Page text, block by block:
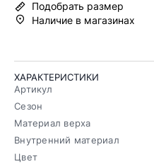
Подобрать размер
Наличие в магазинах
ХАРАКТЕРИСТИКИ
Артикул
Сезон
Материал верха
Внутренний материал
Цвет